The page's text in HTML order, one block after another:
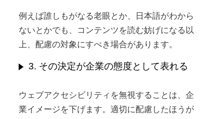
例えば誰しもがなる老眼とか、日本語がわから
ないとかでも、コンテンツを読む妨げになる以
上、配慮の対象にすべき場合があります。
3. その決定が企業の態度として表れる
ウェブアクセシビリティを無視することは、企
業イメージを下げます。適切に配慮したほうが